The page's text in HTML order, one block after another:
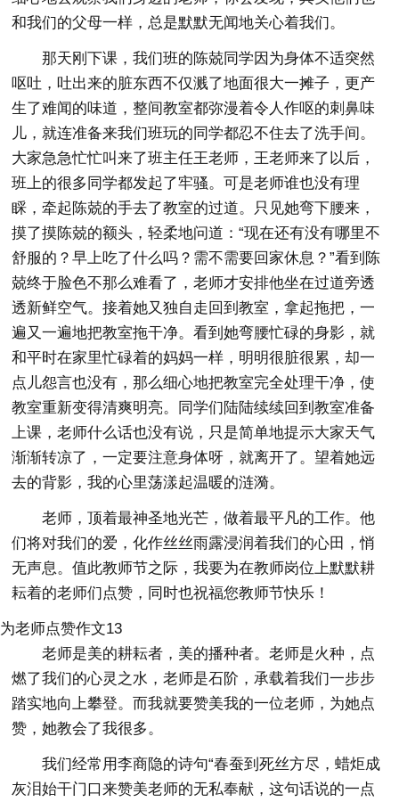
和我们的父母一样，总是默默无闻地关心着我们。
那天刚下课，我们班的陈兢同学因为身体不适突然
呕吐，吐出来的脏东西不仅溅了地面很大一摊子，更产
生了难闻的味道，整间教室都弥漫着令人作呕的刺鼻味
儿，就连准备来我们班玩的同学都忍不住去了洗手间。
大家急急忙忙叫来了班主任王老师，王老师来了以后，
班上的很多同学都发起了牢骚。可是老师谁也没有理
睬，牵起陈兢的手去了教室的过道。只见她弯下腰来，
摸了摸陈兢的额头，轻柔地问道：“现在还有没有哪里不
舒服的？早上吃了什么吗？需不需要回家休息？”看到陈
兢终于脸色不那么难看了，老师才安排他坐在过道旁透
透新鲜空气。接着她又独自走回到教室，拿起拖把，一
遍又一遍地把教室拖干净。看到她弯腰忙碌的身影，就
和平时在家里忙碌着的妈妈一样，明明很脏很累，却一
点儿怨言也没有，那么细心地把教室完全处理干净，使
教室重新变得清爽明亮。同学们陆陆续续回到教室准备
上课，老师什么话也没有说，只是简单地提示大家天气
渐渐转凉了，一定要注意身体呀，就离开了。望着她远
去的背影，我的心里荡漾起温暖的涟漪。
老师，顶着最神圣地光芒，做着最平凡的工作。他
们将对我们的爱，化作丝丝雨露浸润着我们的心田，悄
无声息。值此教师节之际，我要为在教师岗位上默默耕
耘着的老师们点赞，同时也祝福您教师节快乐！
为老师点赞作文13
老师是美的耕耘者，美的播种者。老师是火种，点
燃了我们的心灵之水，老师是石阶，承载着我们一步步
踏实地向上攀登。而我就要赞美我的一位老师，为她点
赞，她教会了我很多。
我们经常用李商隐的诗句“春蚕到死丝方尽，蜡炬成
灰泪始干门口来赞美老师的无私奉献，这句话说的一点